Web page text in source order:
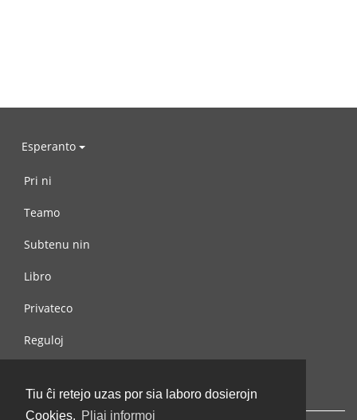
Tiu ĉi retejo uzas por sia laboro dosierojn
Cookies. Pliaj informoj
Esperanto
Pri ni
Teamo
Subtenu nin
Libro
Privateco
Reguloj